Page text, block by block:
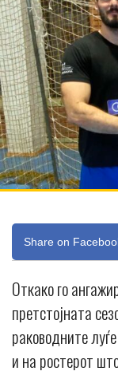
Share on
Откако го
претстојната
раководните
и на ростерот